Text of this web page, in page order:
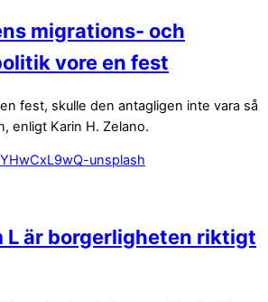
migrations- och
vore en fest
fest, skulle den antagligen inte vara så
enligt Karin H. Zelano.
L är borgerligheten riktigt